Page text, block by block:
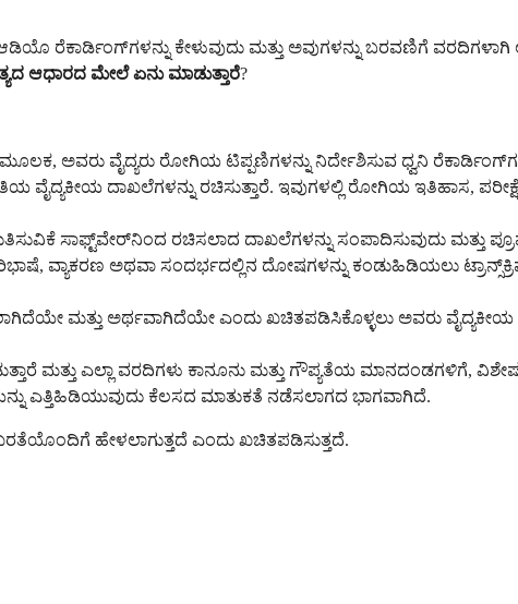
ರೆಕಾರ್ಡಿಂಗ್‌ಗಳನ್ನು ಕೇಳುವುದು ಮತ್ತು ಅವುಗಳನ್ನು ಬರವಣಿಗೆ
ಆಧಾರದ ಮೇಲೆ ಏನು ಮಾಡುತ್ತಾರೆ?
ಅವರು ವೈದ್ಯರು ರೋಗಿಯ ಟಿಪ್ಪಣಿಗಳನ್ನು ನಿರ್ದೇಶಿಸುವ ಧ್ವನಿ
ವೈದ್ಯಕೀಯ ದಾಖಲೆಗಳನ್ನು ರಚಿಸುತ್ತಾರೆ. ಇವುಗಳಲ್ಲಿ ರೋಗಿಯ ಇತಿಹಾಸ,
ಸಾಫ್ಟ್‌ವೇರ್‌ನಿಂದ ರಚಿಸಲಾದ ದಾಖಲೆಗಳನ್ನು ಸಂಪಾದಿಸುವುದು ಮತ್ತು
ವ್ಯಾಕರಣ ಅಥವಾ ಸಂದರ್ಭದಲ್ಲಿನ ದೋಷಗಳನ್ನು ಕಂಡುಹಿಡಿಯಲು
ಮತ್ತು ಅರ್ಥವಾಗಿದೆಯೇ ಎಂದು ಖಚಿತಪಡಿಸಿಕೊಳ್ಳಲು ಅವರು ವೈದ್ಯಕೀಯ
ಮತ್ತು ಎಲ್ಲಾ ವರದಿಗಳು ಕಾನೂನು ಮತ್ತು ಗೌಪ್ಯತೆಯ ಮಾನದಂಡಗಳಿಗೆ,
ಎತ್ತಿಹಿಡಿಯುವುದು ಕೆಲಸದ ಮಾತುಕತೆ ನಡೆಸಲಾಗದ ಭಾಗವಾಗಿದೆ.
ಹೇಳಲಾಗುತ್ತದೆ ಎಂದು ಖಚಿತಪಡಿಸುತ್ತದೆ.